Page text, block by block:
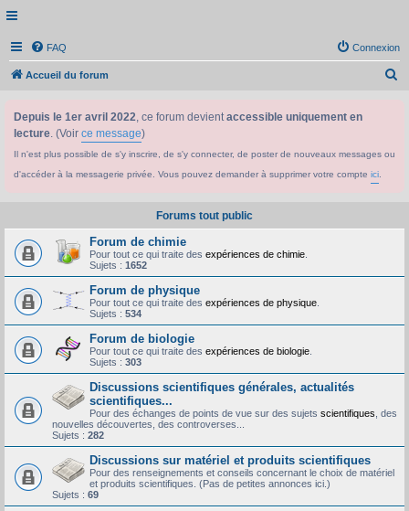
FAQ Connexion
Accueil du forum
h
Depuis le 1er avril 2022, ce forum devientaccessible uniquement en
lecture. (Voir ce message)
Il n'est plus possible de s'y inscrire, de s'y connecter, de poster de nouveaux messages ou
d'accéder à la messagerie privée. Vous pouvez demander à supprimer votre compte ici
Forums tout public
Forum de chimie
Pour tout ce qui traite des expériences de chimie
Sujets : 1652
Forum de physique
Pour tout ce qui traite des expériences de physique
Sujets : 534
Forum de biologie
Pour tout ce qui traite des expériences de biologie
Sujets : 303
Discussions scientifiques générales, actualités
scientifiques...
Pour des échanges de points de vue sur des sujets scientifiques , des
nouvelles découvertes, des controverses...
Sujets : 282
Discussions sur matériel et produits scientifiques
Pour des renseignements et conseils concernant le choix de matériel
et produits scientifiques. (Pas de petites annonces ici.)
Sujets : 69